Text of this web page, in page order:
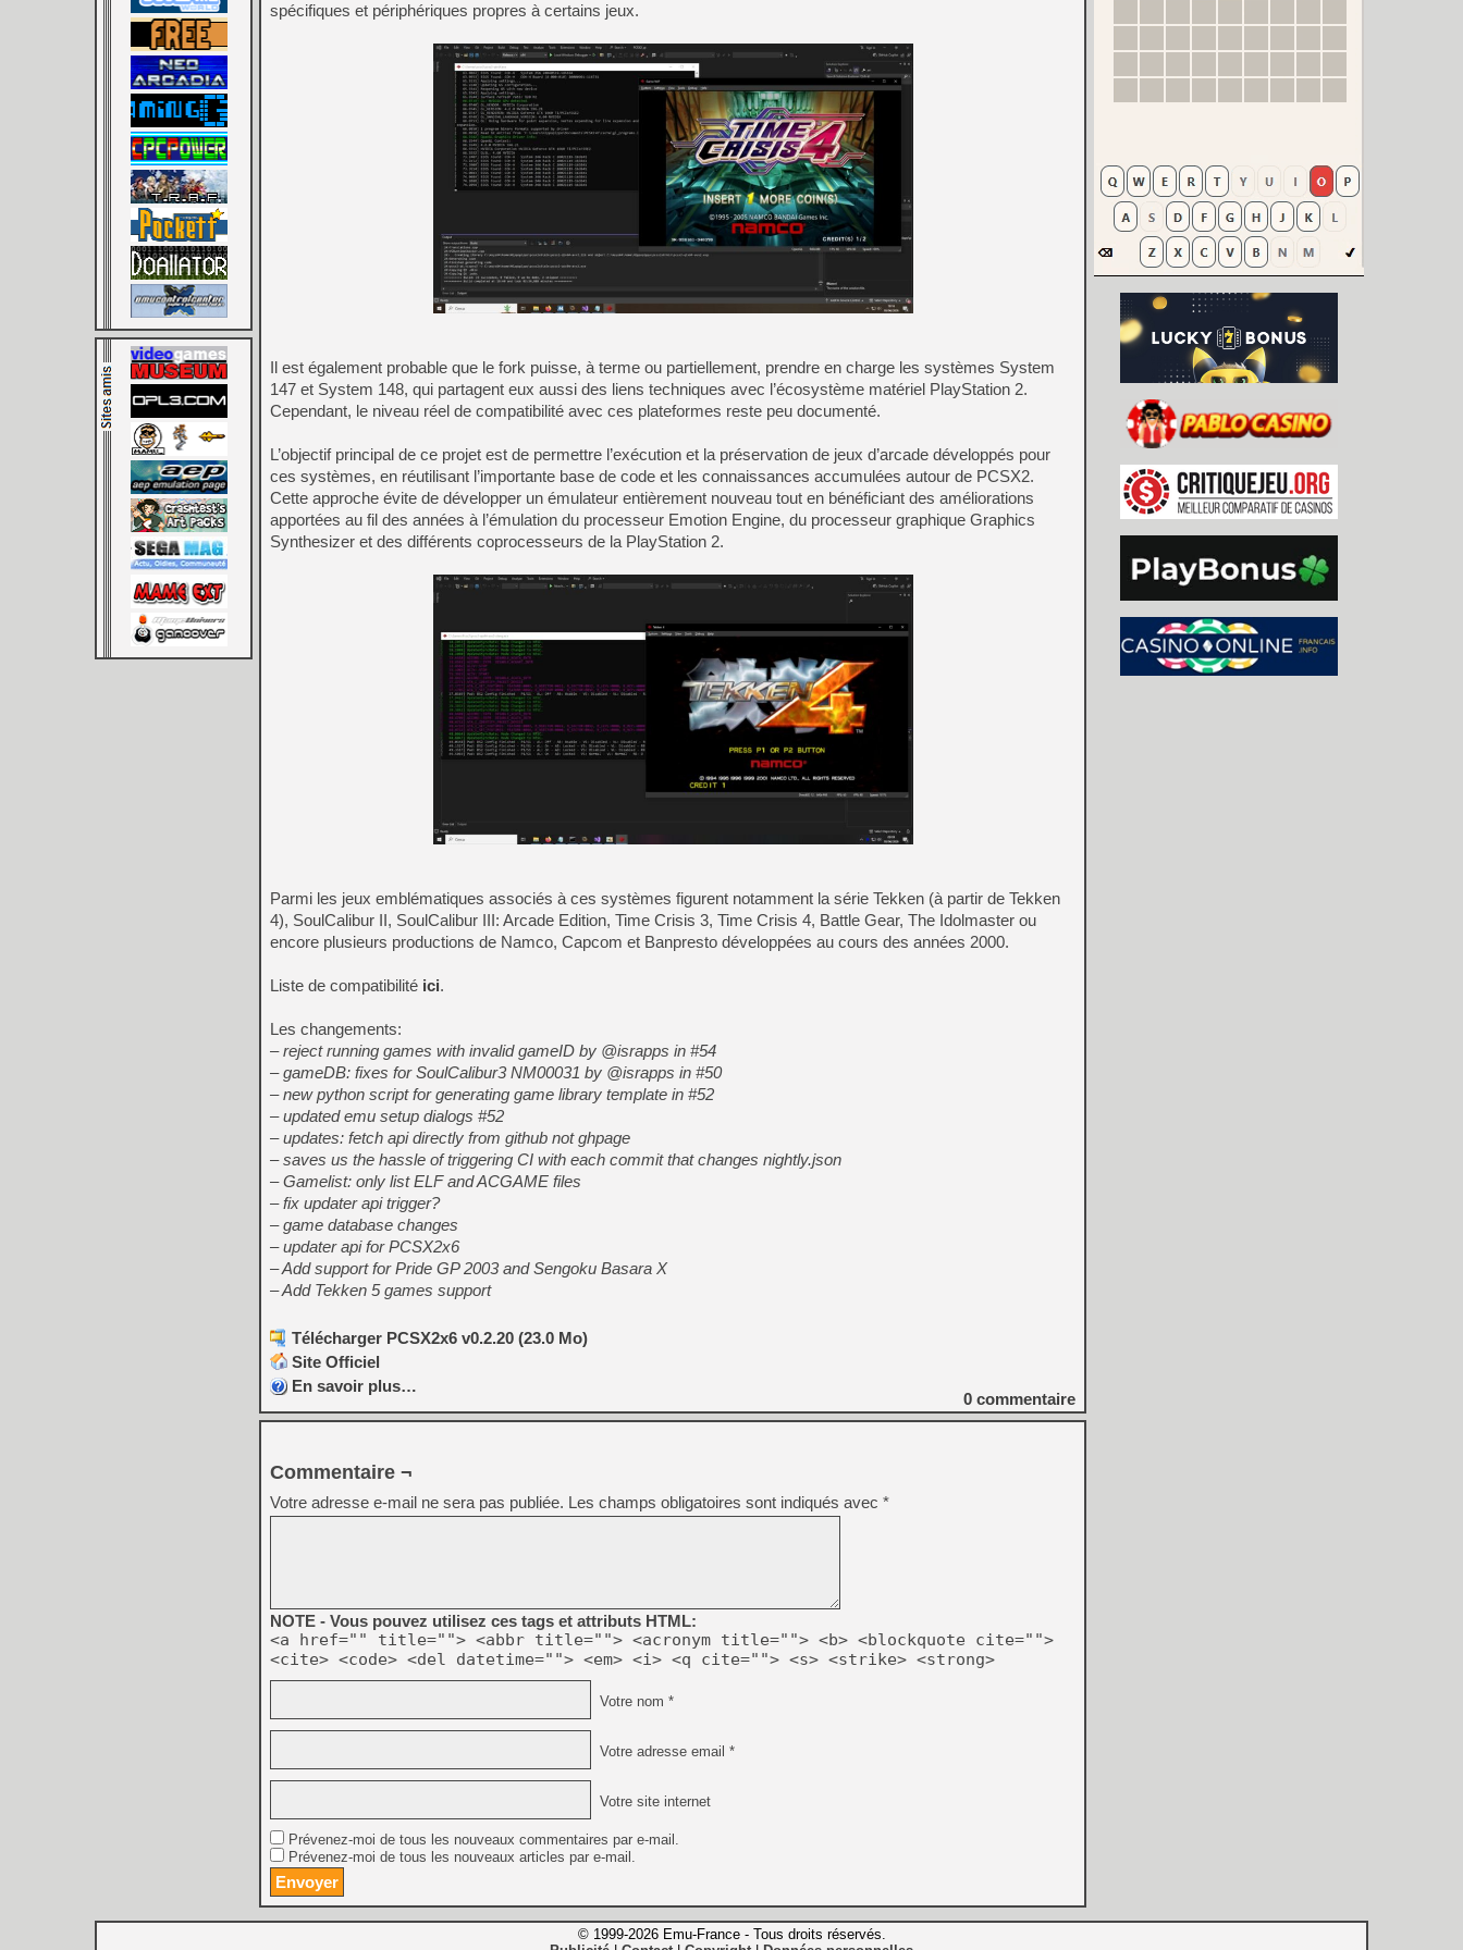
spécifiques et périphériques propres à certains jeux.
Il est également probable que le fork puisse, à terme ou partiellement, prendre en charge les systèmes System
147 et System 148, qui partagent eux aussi des liens techniques avec l’écosystème matériel PlayStation 2.
Cependant, le niveau réel de compatibilité avec ces plateformes reste peu documenté.
L’objectif principal de ce projet est de permettre l’exécution et la préservation de jeux d’arcade développés pour
ces systèmes, en réutilisant l’importante base de code et les connaissances accumulées autour de PCSX2.
Cette approche évite de développer un émulateur entièrement nouveau tout en bénéficiant des améliorations
apportées au fil des années à l’émulation du processeur Emotion Engine, du processeur graphique Graphics
Synthesizer et des différents coprocesseurs de la PlayStation 2.
Parmi les jeux emblématiques associés à ces systèmes figurent notamment la série Tekken (à partir de Tekken
4), SoulCalibur II, SoulCalibur III: Arcade Edition, Time Crisis 3, Time Crisis 4, Battle Gear, The Idolmaster ou
encore plusieurs productions de Namco, Capcom et Banpresto développées au cours des années 2000.
Liste de compatibilité ici.
Les changements:
– reject running games with invalid gameID by @israpps in #54
– gameDB: fixes for SoulCalibur3 NM00031 by @israpps in #50
– new python script for generating game library template in #52
– updated emu setup dialogs #52
– updates: fetch api directly from github not ghpage
– saves us the hassle of triggering CI with each commit that changes nightly.json
– Gamelist: only list ELF and ACGAME files
– fix updater api trigger?
– game database changes
– updater api for PCSX2x6
– Add support for Pride GP 2003 and Sengoku Basara X
– Add Tekken 5 games support
Télécharger PCSX2x6 v0.2.20 (23.0 Mo)
Site Officiel
En savoir plus…
0 commentaire
Commentaire ¬
Votre adresse e-mail ne sera pas publiée. Les champs obligatoires sont indiqués avec *
NOTE - Vous pouvez utilisez ces tags et attributs HTML:
<a href="" title=""> <abbr title=""> <acronym title=""> <b> <blockquote cite="">
<cite> <code> <del datetime=""> <em> <i> <q cite=""> <s> <strike> <strong>
Votre nom *
Votre adresse email *
Votre site internet
Prévenez-moi de tous les nouveaux commentaires par e-mail.
Prévenez-moi de tous les nouveaux articles par e-mail.
© 1999-2026 Emu-France - Tous droits réservés.